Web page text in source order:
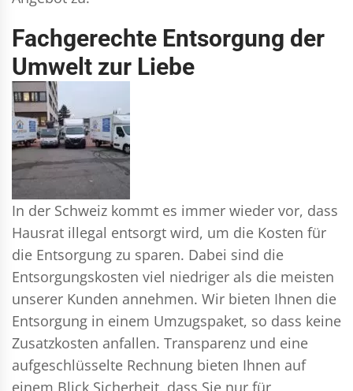
Fachgerechte Entsorgung der
Umwelt zur Liebe
In der Schweiz kommt es immer wieder vor, dass
Hausrat illegal entsorgt wird, um die Kosten für
die Entsorgung zu sparen. Dabei sind die
Entsorgungskosten viel niedriger als die meisten
unserer Kunden annehmen. Wir bieten Ihnen die
Entsorgung in einem Umzugspaket, so dass keine
Zusatzkosten anfallen. Transparenz und eine
aufgeschlüsselte Rechnung bieten Ihnen auf
einem Blick Sicherheit, dass Sie nur für